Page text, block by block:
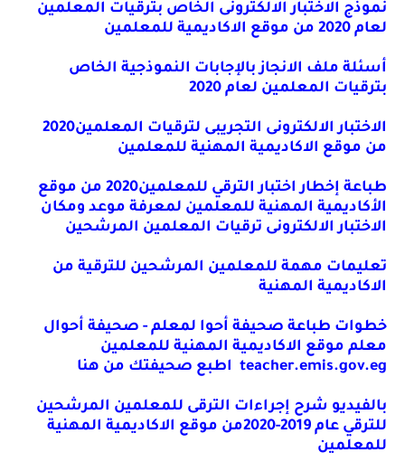
نموذج الاختبار الالكترونى الخاص بترقيات المعلمين
لعام 2020 من موقع الاكاديمية للمعلمين
أسئلة ملف الانجاز بالإجابات النموذجية الخاص
بترقيات المعلمين لعام 2020
الاختبار الالكترونى التجريبى لترقيات المعلمين2020
من موقع الاكاديمية المهنية للمعلمين
طباعة إخطار اختبار الترقي للمعلمين2020 من موقع
الأكاديمية المهنية للمعلمين لمعرفة موعد ومكان
الاختبار الالكترونى ترقيات المعلمين المرشحين
تعليمات مهمة للمعلمين المرشحين للترقية من
الاكاديمية المهنية
خطوات طباعة صحيفة أحوا لمعلم - صحيفة أحوال
معلم موقع الاكاديمية المهنية للمعلمين
teacher.emis.gov.eg اطبع صحيفتك من هنا
بالفيديو شرح إجراءات الترقى للمعلمين المرشحين
للترقي عام 2019-2020من موقع الاكاديمية المهنية
للمعلمين